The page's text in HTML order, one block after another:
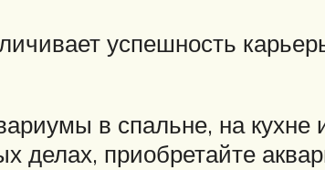
успешность
в спальне, на
делах, приобретайте